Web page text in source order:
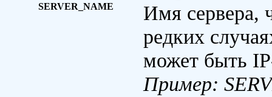
SERVER_NAME
Имя сервера,
редких
может быть
Пример: